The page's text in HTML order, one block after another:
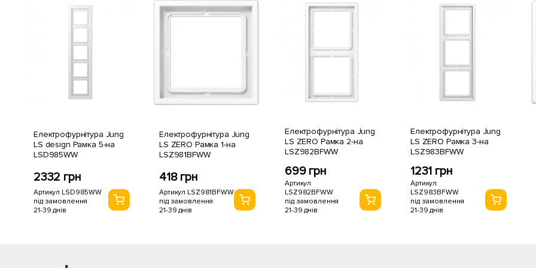
Електрофурнітура Jung
LS design Рамка 5-на
LSD985WW
2332 грн
Артикул LSD985WW
під замовлення
21-39 днів
Електрофурнітура Jung
LS ZERO Рамка 1-на
LSZ981BFWW
418 грн
Артикул LSZ981BFWW
під замовлення
21-39 днів
Електрофурнітура Jung
LS ZERO Рамка 2-на
LSZ982BFWW
699 грн
Артикул
LSZ982BFWW
під замовлення
21-39 днів
Електрофурнітура Jung
LS ZERO Рамка 3-на
LSZ983BFWW
1231 грн
Артикул
LSZ983BFWW
під замовлення
21-39 днів